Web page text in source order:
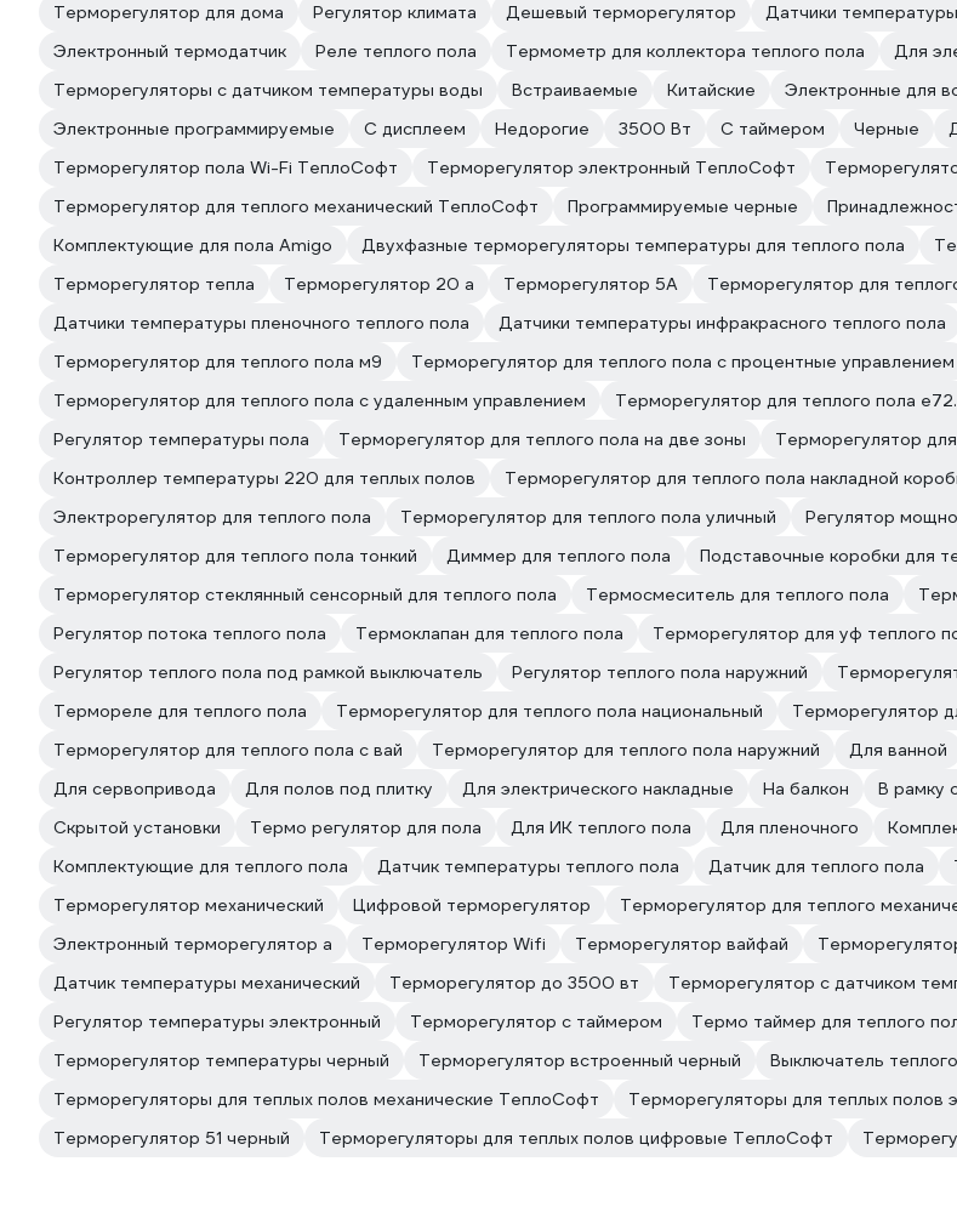
Терморегулятор для дома Регулятор климата Дешевый терморегулятор Датчики
Электронный термодатчик
Реле теплого пола Термометр для коллектора теплого пола Для
Терморегуляторы с датчиком температуры воды
Встраиваемые Китайские Электронные для
Электронные программируемые
С дисплеем Недорогие 3500 Вт С таймером Черные
Терморегулятор пола Wi-Fi ТеплоСофт
Терморегулятор электронный ТеплоСофт
Терморегулятор для теплого механический ТеплоСофт
Программируемые черные
Комплектующие для пола Amigo
Двухфазные терморегуляторы температуры для теплого пола
Терморегулятор тепла
Терморегулятор 20 а Терморегулятор 5А Терморегулятор для
Датчики температуры пленочного теплого пола
Датчики температуры инфракрасного теплого пола
Терморегулятор для теплого пола м9
Терморегулятор для теплого пола с процентные управлением
Терморегулятор для теплого пола с удаленным управлением
Терморегулятор для теплого пола
Регулятор температуры пола
Терморегулятор для теплого пола на две зоны
Терморегулятор
Контроллер температуры 220 для теплых полов
Терморегулятор для теплого пола накладной
Электрорегулятор для теплого пола
Терморегулятор для теплого пола уличный Регулятор
Терморегулятор для теплого пола тонкий
Диммер для теплого пола
Подставочные коробки для
Терморегулятор стеклянный сенсорный для теплого пола
Термосмеситель для теплого пола
Регулятор потока теплого пола
Термоклапан для теплого пола Терморегулятор для уф теплого
Регулятор теплого пола под рамкой выключатель
Регулятор теплого пола наружний
Термореле для теплого пола
Терморегулятор для теплого пола национальный
Терморегулятор
Терморегулятор для теплого пола с вай
Терморегулятор для теплого пола наружний Для ванной
Для сервопривода
Для полов под плитку Для электрического накладные На балкон В рамку
Скрытой установки
Термо регулятор для пола Для ИК теплого пола Для пленочного
Комплектующие для теплого пола
Датчик температуры теплого пола Датчик для теплого пола
Терморегулятор механический
Цифровой терморегулятор Терморегулятор для теплого
Электронный терморегулятор а
Терморегулятор Wifi Терморегулятор вайфай
Датчик температуры механический
Терморегулятор до 3500 вт Терморегулятор с датчиком
Регулятор температуры электронный
Терморегулятор с таймером Термо таймер для теплого
Терморегулятор температуры черный
Терморегулятор встроенный черный
Выключатель
Терморегуляторы для теплых полов механические ТеплоСофт
Терморегуляторы для теплых полов
Терморегулятор 51 черный
Терморегуляторы для теплых полов цифровые ТеплоСофт